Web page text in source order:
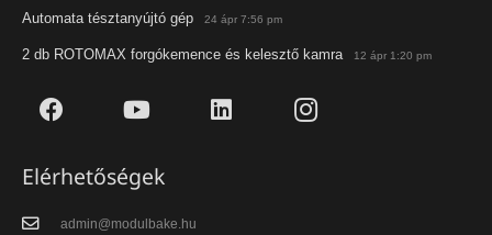
Automata tésztanyújtó gép 24 ápr 7:56 pm
2 db ROTOMAX forgókemence és kelesztő kamra 12 ápr 1:20 pm
Elérhetőségek
admin@modulbake.hu